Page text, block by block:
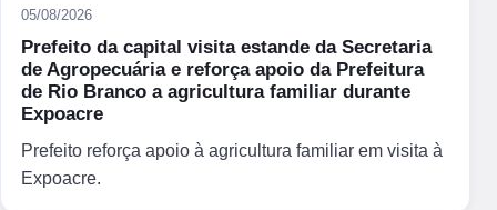
05/08/2026
Prefeito da capital visita estande da Secretaria
de Agropecuária e reforça apoio da Prefeitura
de Rio Branco a agricultura familiar durante
Expoacre
Prefeito reforça apoio à agricultura familiar em visita à
Expoacre.